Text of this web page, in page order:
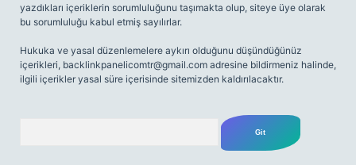
yazdıkları içeriklerin sorumluluğunu taşımakta olup, siteye üye olarak
bu sorumluluğu kabul etmiş sayılırlar.
Hukuka ve yasal düzenlemelere aykırı olduğunu düşündüğünüz
içerikleri, backlinkpanelicomtr@gmail.com adresine bildirmeniz halinde,
ilgili içerikler yasal süre içerisinde sitemizden kaldırılacaktır.